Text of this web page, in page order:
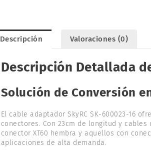
Descripción Valoraciones (0)
Descripción Detallada
Solución de Conversión
El cable adaptador SkyRC SK-600023-16
conectores. Con 23cm de longitud y
conector XT60 hembra y aquellos con
aplicaciones de alta demanda.